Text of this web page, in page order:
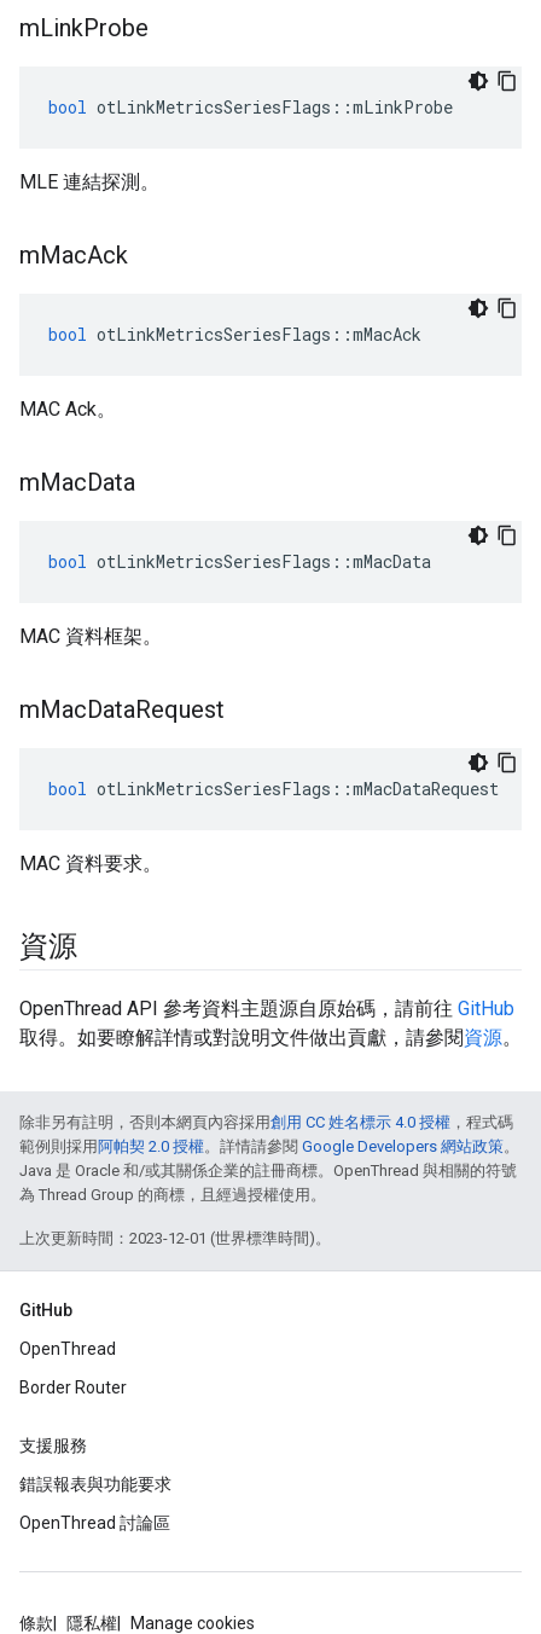
mLinkProbe
bool otLinkMetricsSeriesFlags ::mLinkProbe
MLE 連結探測。
mMacAck
bool otLinkMetricsSeriesFlags ::mMacAck
MAC Ack。
mMacData
bool otLinkMetricsSeriesFlags ::mMacData
MAC 資料框架。
mMacDataRequest
bool otLinkMetricsSeriesFlags ::mMacDataRequest
MAC 資料要求。
資源
OpenThread API 參考資料主題源自原始碼，請前往 GitHub
取得。如要瞭解詳情或對說明文件做出貢獻，請參閱資源。
除非另有註明，否則本網頁內容採用創用 CC 姓名標示 4.0 授權 ，程式碼
範例則採用 阿帕契 2.0 授權。詳情請參閱 Google Developers 網站政策。
Java 是 Oracle 和/或其關係企業的註冊商標。OpenThread 與相關的符號
為 Thread Group 的商標，且經過授權使用。
上次更新時間：2023-12-01 (世界標準時間)。
GitHub
OpenThread
Border Router
支援服務
錯誤報表與功能要求
OpenThread 討論區
條款 隱私權 Manage cookies